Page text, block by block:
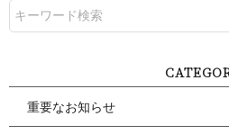
重要なお知らせ